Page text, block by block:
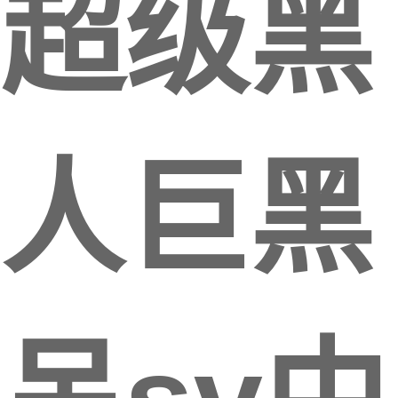
超级黑
人巨黑